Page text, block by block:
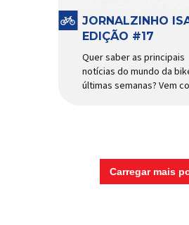
JORNALZINHO
EDIÇÃO #17
Quer saber as principais
notícias do mundo da
últimas semanas? Vem
Carregar mais